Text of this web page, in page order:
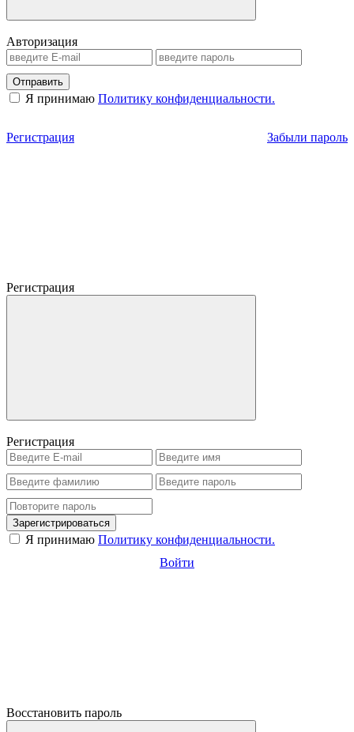
Авторизация
Отправить
Я принимаю Политику конфиденциальности.
Регистрация Забыли пароль
Регистрация
Регистрация
Зарегистрироваться
Я принимаю Политику конфиденциальности.
Войти
Восстановить пароль